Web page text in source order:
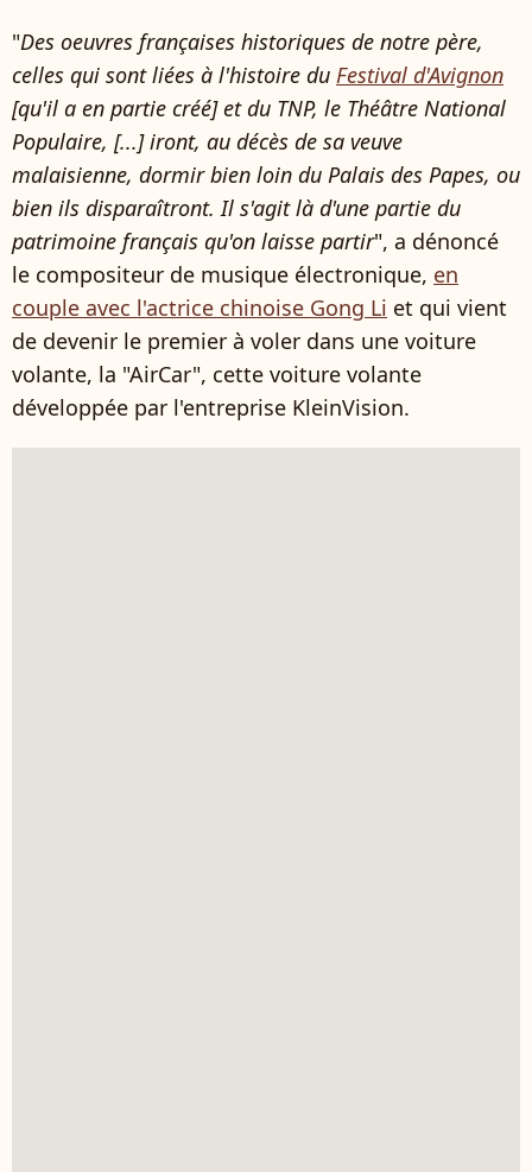
"Des oeuvres françaises historiques de notre père,
celles qui sont liées à l'histoire du Festival d'Avignon
[qu'il a en partie créé] et du TNP, le Théâtre National
Populaire, [...] iront, au décès de sa veuve
malaisienne, dormir bien loin du Palais des Papes, ou
bien ils disparaîtront. Il s'agit là d'une partie du
patrimoine français qu'on laisse partir", a dénoncé
le compositeur de musique électronique, en
couple avec l'actrice chinoise Gong Li et qui vient
de devenir le premier à voler dans une voiture
volante, la "AirCar", cette voiture volante
développée par l'entreprise KleinVision.